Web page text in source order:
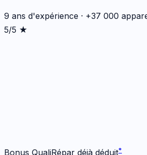
9 ans d'expérience · +37 000
5/5 ★
Bonus QualiRépar déjà déduit*